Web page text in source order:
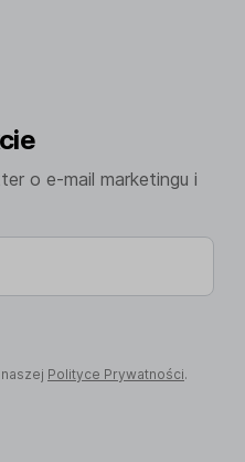
o e-mail marketingu i
Polityce Prywatności.